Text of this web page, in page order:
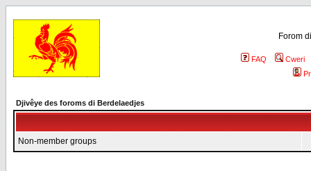
Forom
FAQ
Cweri
Djivêye des foroms di Berdelaedjes
Non-member groups